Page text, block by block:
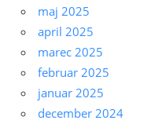
maj 2025
april 2025
marec 2025
februar 2025
januar 2025
december 2024